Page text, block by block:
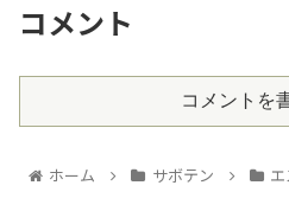
コメント
コメントを
ホーム サボテン